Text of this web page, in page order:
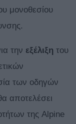
μονοθεσίου
την εξέλιξη του
των οδηγών
αποτελέσει
της Alpine